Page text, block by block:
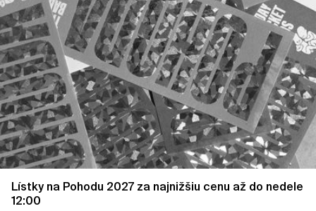
Lístky na Pohodu 2027 za najnižšiu cenu až do nedele
12:00